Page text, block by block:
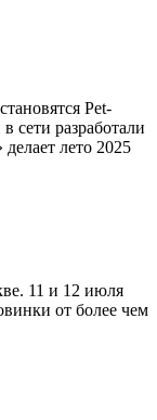
Pet-
сети разработали
лето 2025
11 и 12 июля
от более чем